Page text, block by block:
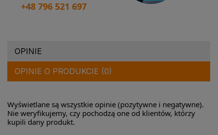
+48 796 521 697
OPINIE
OPINIE O PRODUKCIE (0)
Wyświetlane są wszystkie opinie (pozytywne i negatywne).
Nie weryfikujemy, czy pochodzą one od klientów, którzy
kupili dany produkt.